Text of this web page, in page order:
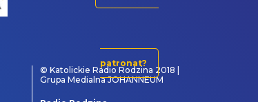
patronat?
© Katolickie Radio Rodzina 2018 |
Grupa Medialna JOHANNEUM